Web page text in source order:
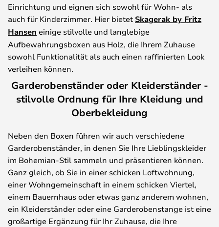
Einrichtung und eignen sich sowohl für Wohn- als
auch für Kinderzimmer. Hier bietet Skagerak by Fritz
Hansen einige stilvolle und langlebige
Aufbewahrungsboxen aus Holz, die Ihrem Zuhause
sowohl Funktionalität als auch einen raffinierten Look
verleihen können.
Garderobenständer oder Kleiderständer -
stilvolle Ordnung für Ihre Kleidung und
Oberbekleidung
Neben den Boxen führen wir auch verschiedene
Garderobenständer, in denen Sie Ihre Lieblingskleider
im Bohemian-Stil sammeln und präsentieren können.
Ganz gleich, ob Sie in einer schicken Loftwohnung,
einer Wohngemeinschaft in einem schicken Viertel,
einem Bauernhaus oder etwas ganz anderem wohnen,
ein Kleiderständer oder eine Garderobenstange ist eine
großartige Ergänzung für Ihr Zuhause, die Ihre